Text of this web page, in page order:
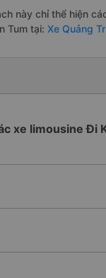
này chỉ thể hiện
Tum tại: Xe Quảng
xe limousine Đi